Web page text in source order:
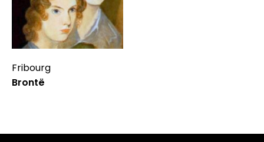
Fribourg
Brontë